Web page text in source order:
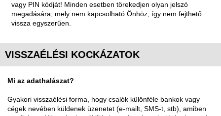
vagy PIN kódját! Minden esetben törekedjen olyan jelszó
megadására, mely nem kapcsolható Önhöz, így nem fejthető
vissza egyszerűen.
VISSZAÉLÉSI KOCKÁZATOK
Mi az adathalászat?
Gyakori visszaélési forma, hogy csalók különféle bankok vagy
cégek nevében küldenek üzenetet (e-mailt, SMS-t, stb), amiben